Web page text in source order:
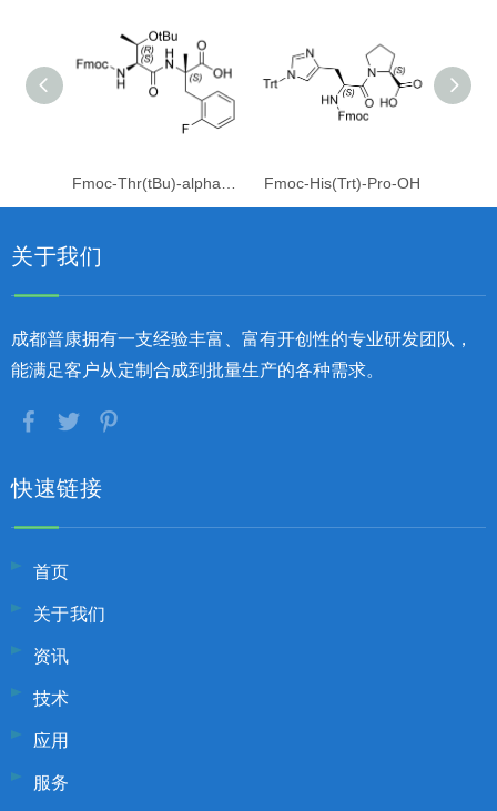
Fmoc-His(Trt)-Pro-OH
关于我们
成都普康拥有一支经验丰富、富有开创性的专业研发团队，
能满足客户从定制合成到批量生产的各种需求。
快速链接
首页
关于我们
资讯
技术
应用
服务